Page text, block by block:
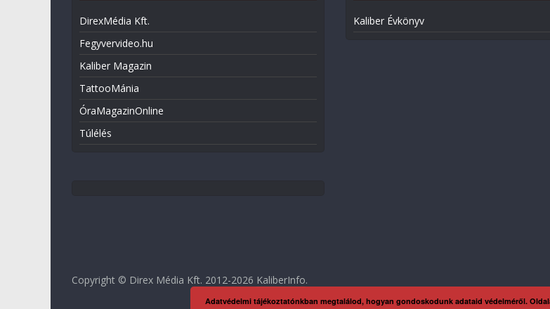
DirexMédia Kft.
Fegyvervideo.hu
Kaliber Magazin
TattooMánia
ÓraMagazinOnline
Túlélés
Kaliber Évkönyv
Copyright © Direx Média Kft. 2012-2026 KaliberInfo.
Adatvédelmi tájékoztatónkban megtalálod, hogyan gondoskodunk adataid védelméről.